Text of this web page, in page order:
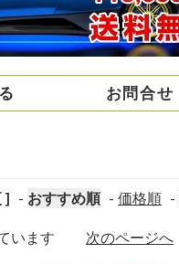
お問合せ
] - おすすめ順 - 価格順 -
います 次のページへ